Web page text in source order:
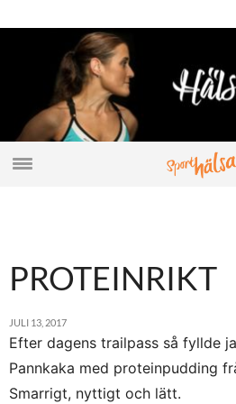
PROTEINRIKT
JULI 13, 2017
Efter dagens trailpass så fyllde
Pannkaka med proteinpudding
Smarrigt, nyttigt och lätt.